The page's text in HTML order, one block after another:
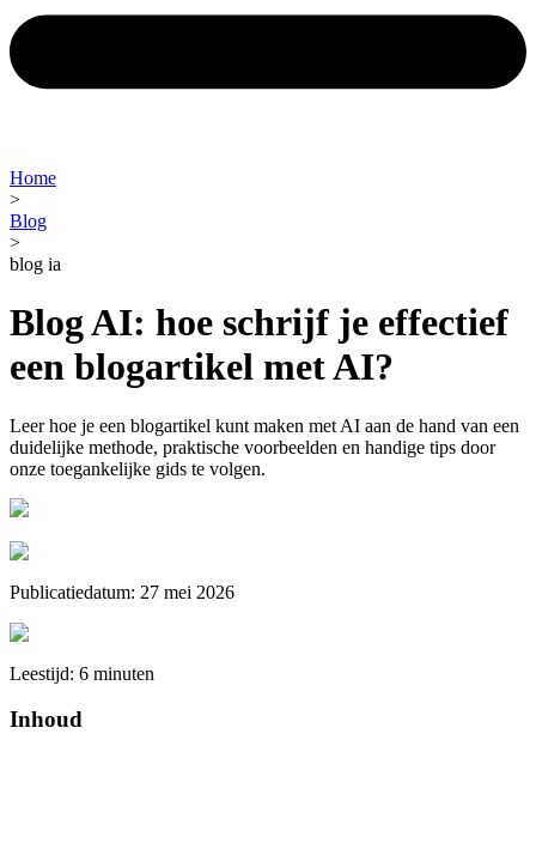
Home
>
Blog
>
blog ia
Blog AI: hoe schrijf je effectief
een blogartikel met AI?
Leer hoe je een blogartikel kunt maken met AI aan de hand van een
duidelijke methode, praktische voorbeelden en handige tips door
onze toegankelijke gids te volgen.
Publicatiedatum: 27 mei 2026
Leestijd: 6 minuten
Inhoud